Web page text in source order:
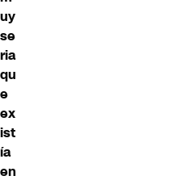
uy
se
ria
qu
e
ex
ist
ía
en